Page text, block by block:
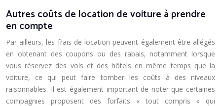
Autres coûts de location de voiture à prendre
en compte
Par ailleurs, les frais de location peuvent également être allégés
en obtenant des coupons ou des rabais, notamment lorsque
vous réservez des vols et des hôtels en même temps que la
voiture, ce qui peut faire tomber les coûts à des niveaux
raisonnables. Il est également important de noter que certaines
compagnies proposent des forfaits « tout compris » qui